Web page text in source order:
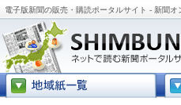
電子版新聞の販売・購読ポータルサイト - 新聞オ